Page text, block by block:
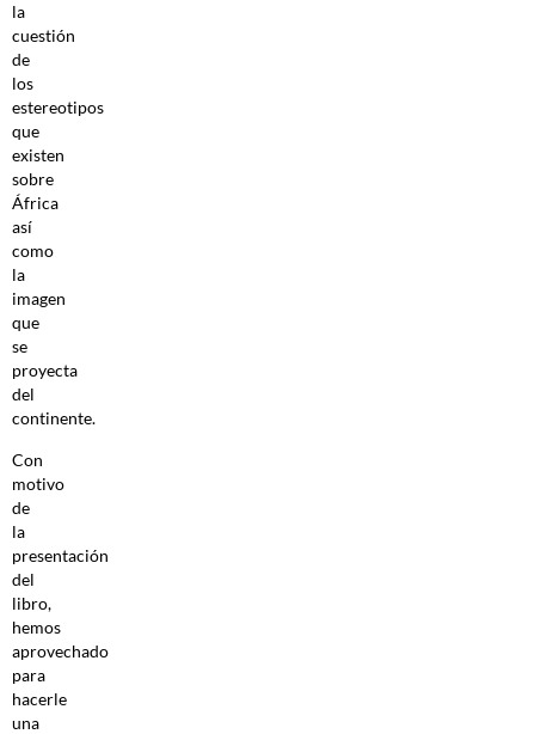
la
cuestión
de
los
estereotipos
que
existen
sobre
África
así
como
la
imagen
que
se
proyecta
del
continente.
Con
motivo
de
la
presentación
del
libro,
hemos
aprovechado
para
hacerle
una